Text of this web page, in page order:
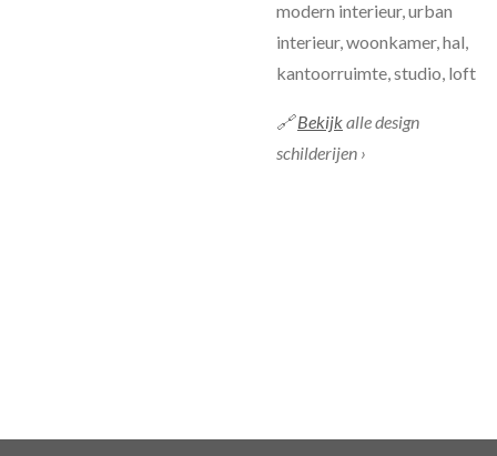
modern interieur, urban
interieur, woonkamer, hal,
kantoorruimte, studio, loft
🔗Bekijkalle design
schilderijen ›